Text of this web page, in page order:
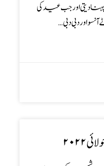
دیتی اور جب عید کی
اور دبی دبی…